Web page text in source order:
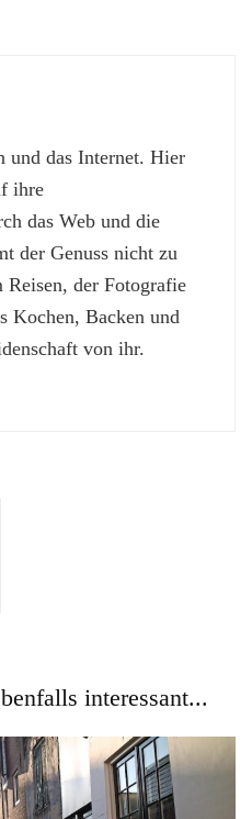
und das Internet. Hier
ihre
das Web und die
der Genuss nicht zu
Reisen, der Fotografie
Kochen, Backen und
von ihr.
interessant...